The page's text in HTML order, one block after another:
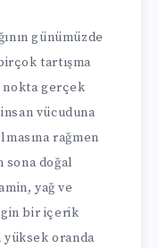
günümüzde
tartışma
gerçek
vücuduna
rağmen
doğal
yağ ve
bir içerik
yüksek oranda